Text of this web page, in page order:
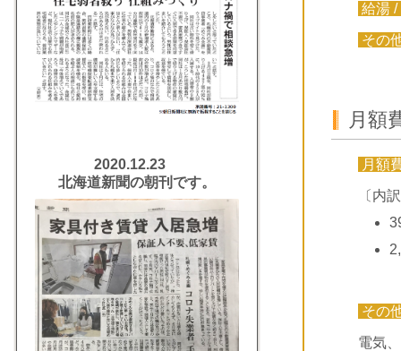
給湯
その
月額
月額
〔内
その
電気
2020.12.23
北海道新聞の朝刊です。